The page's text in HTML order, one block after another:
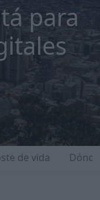
para
de vida